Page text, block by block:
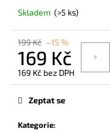
Skladem (>5 ks)
199 Kč –15 %
169 Kč
169 Kč bez DPH
Měrná
Kategorie:
Zeptat se
u
j
e
m
e
UČEBNA